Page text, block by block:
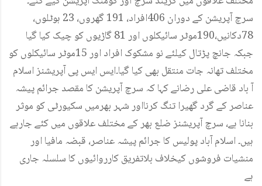
سرچ آپریشن کے دوران 406افراد، 191 گھروں، 23 ہوٹلوں،
78دکانیں،190موٹر سائیکلوں اور 81 گاڑیوں کو چیک کیا گیا
جبکہ جانچ پڑتال کیلئے نو مشکوک افراد اور 15موٹر سائیکلوں کو
مختلف تھانہ جات منتقل بھی کیا گیا۔ایس ایس پی آپریشنز اسلام
آ باد قاضی علی رضانے کہا کہ سرچ آپریشن کا مقصد جرائم پیشہ
عناصر کے گرد گھیرا تنگ کرنااور شہر بھرمیں سکیورٹی کو موثر
بنانا ہے، سرچ آپریشنز ضلع بھر کے مختلف علاقوں میں کئے جارہے
ہیں۔ اسلام آباد پولیس کا جرائم پیشہ عناصر، قبضہ مافیا اور
منشیات فروشوں کیخلاف بلاتفریق کارروائیوں کا سلسلہ جاری
ہے